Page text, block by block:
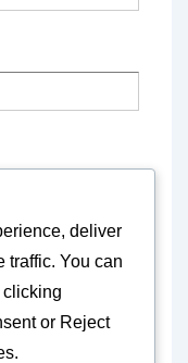
in this
deliver
traffic. You can
or Reject